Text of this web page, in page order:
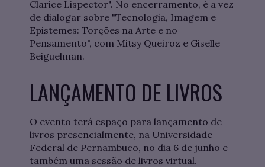
Clarice Lispector". No encerramento, é a vez
de dialogar sobre "Tecnologia, Imagem e
Epistemes: Torções na Arte e no
Pensamento", com Mitsy Queiroz e Giselle
Beiguelman.
LANÇAMENTO DE LIVROS
O evento terá espaço para lançamento de
livros presencialmente, na Universidade
Federal de Pernambuco, no dia 6 de junho e
também uma sessão de livros virtual.